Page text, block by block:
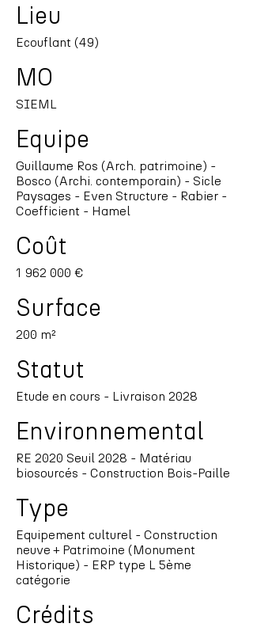
Lieu
Ecouflant (49)
MO
SIEML
Equipe
Guillaume Ros (Arch. patrimoine) -
Bosco (Archi. contemporain) - Sicle
Paysages - Even Structure - Rabier -
Coefficient - Hamel
Coût
1 962 000 €
Surface
200 m²
Statut
Etude en cours - Livraison 2028
Environnemental
RE 2020 Seuil 2028 - Matériau
biosourcés - Construction Bois-Paille
Type
Equipement culturel - Construction
neuve + Patrimoine (Monument
Historique) - ERP type L 5ème
catégorie
Crédits